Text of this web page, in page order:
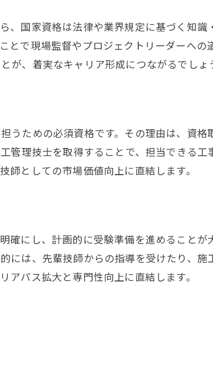
、国家資格は法律や業界規定に基づく知識
で現場監督やプロジェクトリーダーへの
、着実なキャリア形成につながるでしょ
うための必須資格です。その理由は、資格
管理技士を取得することで、担当できる工
としての市場価値向上に直結します。
確にし、計画的に受験準備を進めることが
には、先輩技師からの指導を受けたり、施
パス拡大と専門性向上に直結します。